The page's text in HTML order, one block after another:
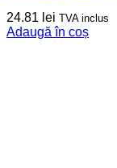
24.81 lei TVA inclus
Adaugă în coș